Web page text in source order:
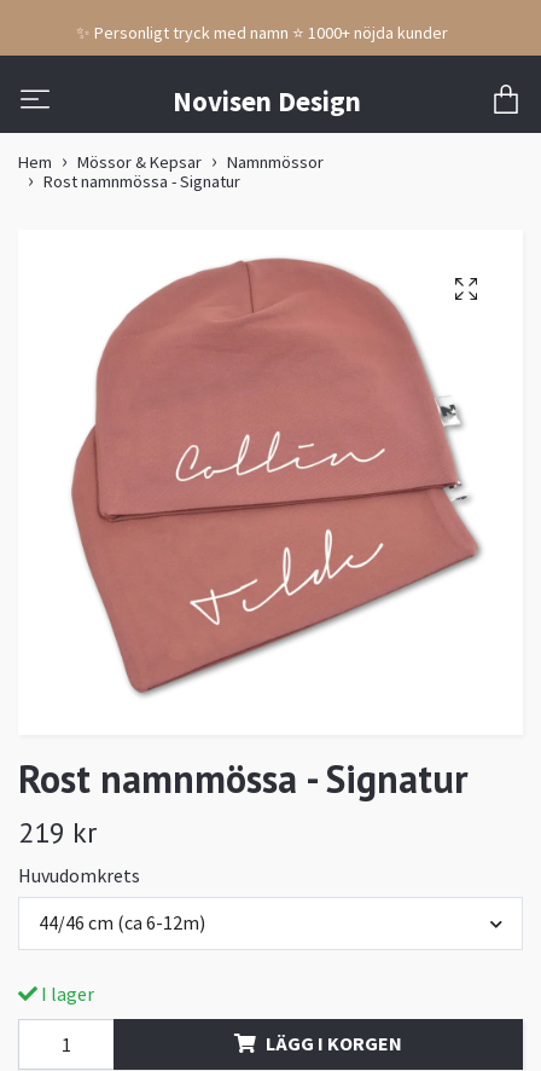
✨ Personligt tryck med namn ⭐ 1000+ nöjda kunder
Novisen Design
Hem Mössor & Kepsar
Namnmössor
Rost namnmössa - Signatur
Rost namnmössa - Signatur
219 kr
Huvudomkrets
44/46 cm (ca 6-12m)
I lager
LÄGG I KORGEN